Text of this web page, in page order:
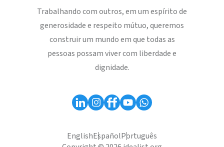
Trabalhando com outros, em um espírito de
generosidade e respeito mútuo, queremos
construir um mundo em que todas as
pessoas possam viver com liberdade e
dignidade.
EnglishEspañolPortuguês